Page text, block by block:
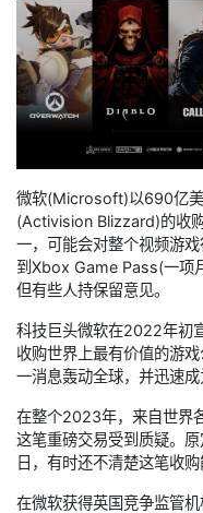
微软(Microsoft)以690亿
(Activision Blizzard)的收
一，可能会对整个视频游
到Xbox Game Pass(一项
但有些人持保留意见。
科技巨头微软在2022年初
收购世界上最有价值的游
一消息轰动全球，并迅速成
在整个2023年，来自世界
这笔重磅交易受到质疑。
日，有时还不清楚这笔收
在微软获得英国竞争监管